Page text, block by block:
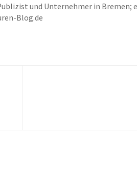
und Unternehmer in Bremen;
Blog.de